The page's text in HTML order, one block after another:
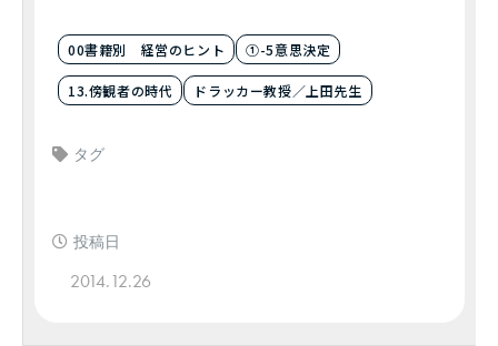
00書籍別 経営のヒント ①-5意思決定
13.傍観者の時代 ドラッカー教授／上田先生
タグ
投稿日
2014.12.26